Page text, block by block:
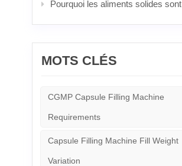
Pourquoi les aliments solides sont les meilleurs : le pouvoir imbattable et la science derrière les pilules populaires
MOTS CLÉS
CGMP Capsule Filling Machine
Requirements
Capsule Filling Machine Fill Weight
Variation